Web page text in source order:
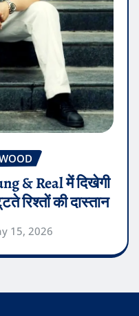
& Real में दिखेगी
रिश्तों की दास्तान
15, 2026